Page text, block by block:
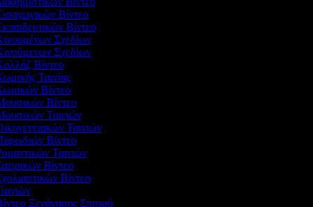
Βίντεο
Βίντεο
Σχεδίων
Σχεδίων
Βίντεο
Ταινίας
Βίντεο
Βίντεο
Ταινιών
Ταινιών
Βίντεο
Ταινιών
Βίντεο
Βίντεο
Ξενάγησης Σπιτιού